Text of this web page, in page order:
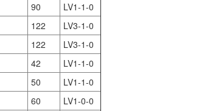
90
LV1-1-0
122
LV3-1-0
122
LV3-1-0
42
LV1-1-0
50
LV1-1-0
60
LV1-0-0